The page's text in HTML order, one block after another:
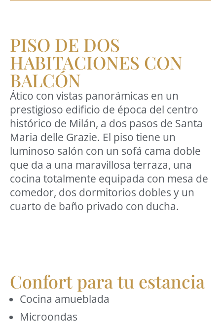
PISO DE DOS
HABITACIONES CON
BALCÓN
Ático con vistas panorámicas en un
prestigioso edificio de época del centro
histórico de Milán, a dos pasos de Santa
Maria delle Grazie. El piso tiene un
luminoso salón con un sofá cama doble
que da a una maravillosa terraza, una
cocina totalmente equipada con mesa de
comedor, dos dormitorios dobles y un
cuarto de baño privado con ducha.
Confort para tu estancia
Cocina amueblada
Microondas